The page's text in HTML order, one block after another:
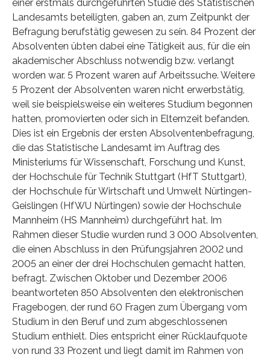
einer erstmals durchgeführten Studie des Statistischen
Landesamts beteiligten, gaben an, zum Zeitpunkt der
Befragung berufstätig gewesen zu sein. 84 Prozent der
Absolventen übten dabei eine Tätigkeit aus, für die ein
akademischer Abschluss notwendig bzw. verlangt
worden war. 5 Prozent waren auf Arbeitssuche. Weitere
5 Prozent der Absolventen waren nicht erwerbstätig,
weil sie beispielsweise ein weiteres Studium begonnen
hatten, promovierten oder sich in Elternzeit befanden.
Dies ist ein Ergebnis der ersten Absolventenbefragung,
die das Statistische Landesamt im Auftrag des
Ministeriums für Wissenschaft, Forschung und Kunst,
der Hochschule für Technik Stuttgart (HfT Stuttgart),
der Hochschule für Wirtschaft und Umwelt Nürtingen-
Geislingen (HfWU Nürtingen) sowie der Hochschule
Mannheim (HS Mannheim) durchgeführt hat. Im
Rahmen dieser Studie wurden rund 3 000 Absolventen,
die einen Abschluss in den Prüfungsjahren 2002 und
2005 an einer der drei Hochschulen gemacht hatten,
befragt. Zwischen Oktober und Dezember 2006
beantworteten 850 Absolventen den elektronischen
Fragebogen, der rund 60 Fragen zum Übergang vom
Studium in den Beruf und zum abgeschlossenen
Studium enthielt. Dies entspricht einer Rücklaufquote
von rund 33 Prozent und liegt damit im Rahmen von